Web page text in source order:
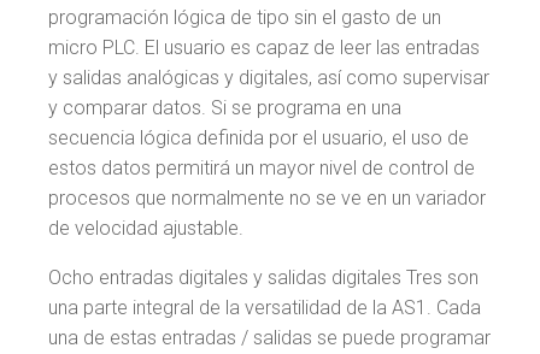
programación lógica de tipo sin el gasto de un
micro PLC. El usuario es capaz de leer las entradas
y salidas analógicas y digitales, así como supervisar
y comparar datos. Si se programa en una
secuencia lógica definida por el usuario, el uso de
estos datos permitirá un mayor nivel de control de
procesos que normalmente no se ve en un variador
de velocidad ajustable.
Ocho entradas digitales y salidas digitales Tres son
una parte integral de la versatilidad de la AS1. Cada
una de estas entradas / salidas se puede programar